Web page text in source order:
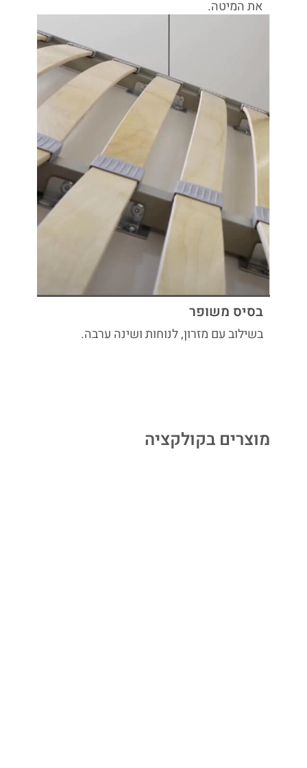
את המיטה.
בסיס משופר
בשילוב עם מזרון, לנוחות ושינה ערבה.
מוצרים בקולקציה